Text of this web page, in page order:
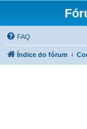
FAQ
Índice do fórum